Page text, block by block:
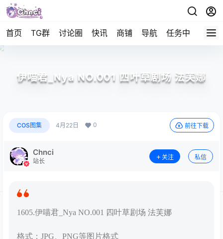
首页 TG群 讨论圈 快讯 商铺 导航 任务中心 帮助
伊喵君_Nya NO.001 四叶草剧场 法芙娜
COS图集 4月22日 0 前往下载
Chnci
站长
关注 私信
1605.伊喵君_Nya NO.001 四叶草剧场 法芙娜
格式：JPG、PNG等图片格式